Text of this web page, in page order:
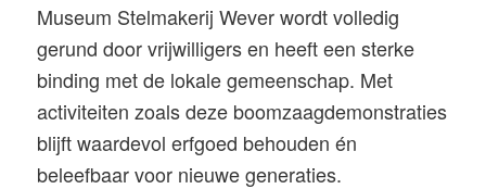
Museum Stelmakerij Wever wordt volledig
gerund door vrijwilligers en heeft een sterke
binding met de lokale gemeenschap. Met
activiteiten zoals deze boomzaagdemonstraties
blijft waardevol erfgoed behouden én
beleefbaar voor nieuwe generaties.